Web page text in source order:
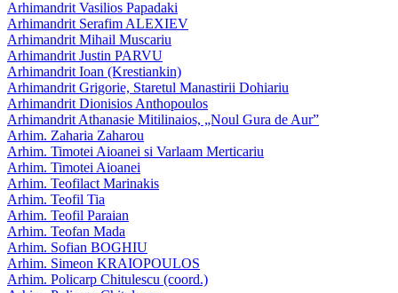
Arhimandrit Vasilios Papadaki
Arhimandrit Serafim ALEXIEV
Arhimandrit Mihail Muscariu
Arhimandrit Justin PARVU
Arhimandrit Ioan (Krestiankin)
Arhimandrit Grigorie, Staretul Manastirii Dohiariu
Arhimandrit Dionisios Anthopoulos
Arhimandrit Athanasie Mitilinaios, „Noul Gura de Aur”
Arhim. Zaharia Zaharou
Arhim. Timotei Aioanei si Varlaam Merticariu
Arhim. Timotei Aioanei
Arhim. Teofilact Marinakis
Arhim. Teofil Tia
Arhim. Teofil Paraian
Arhim. Teofan Mada
Arhim. Sofian BOGHIU
Arhim. Simeon KRAIOPOULOS
Arhim. Policarp Chitulescu (coord.)